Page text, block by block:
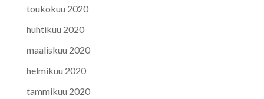
toukokuu 2020
huhtikuu 2020
maaliskuu 2020
helmikuu 2020
tammikuu 2020